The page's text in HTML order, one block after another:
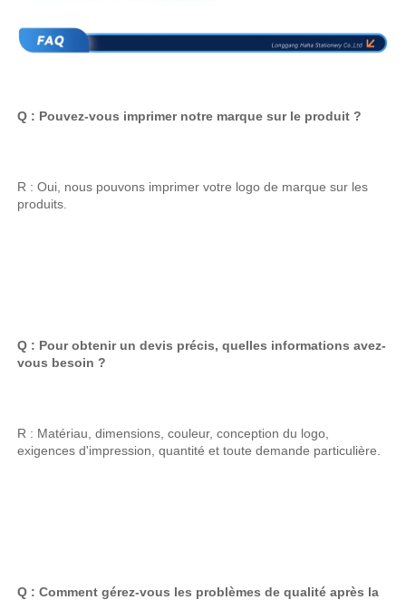
Q : Pouvez-vous imprimer notre marque sur le produit ?
R : Oui, nous pouvons imprimer votre logo de marque sur les
produits.
Q : Pour obtenir un devis précis, quelles informations avez-
vous besoin ?
R : Matériau, dimensions, couleur, conception du logo,
exigences d'impression, quantité et toute demande particulière.
Q : Comment gérez-vous les problèmes de qualité après la